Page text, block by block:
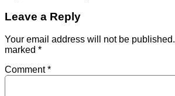
Leave a Reply
Your email address will not be published.
marked *
Comment*